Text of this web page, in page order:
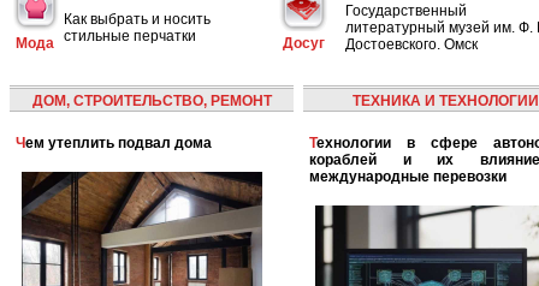
Мода
Как выбрать и носить
стильные перчатки
Досуг
Государственный
литературный музей им. Ф.
Достоевского. Омск
ДОМ, СТРОИТЕЛЬСТВО, РЕМОНТ
Чем утеплить подвал дома
ТЕХНИКА И ТЕХНОЛОГИИ
Технологии в сфере автономных
кораблей и их
международные перевозки